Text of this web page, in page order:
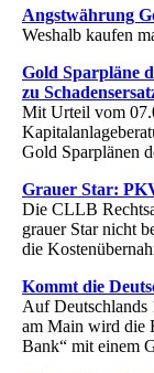
Angstwährung
Weshalb kaufen
Gold Sparpläne
zu
Mit Urteil vom
Gold Sparplänen
Grauer Star:
Die CLLB
grauer Star nicht
die
Kommt die
Auf Deutschlands
am Main wird die
Bank“ mit einem